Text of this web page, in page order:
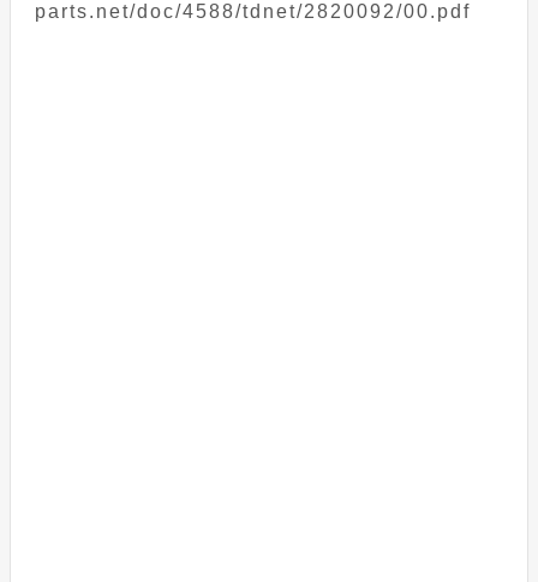
parts.net/doc/4588/tdnet/2820092/00.pdf